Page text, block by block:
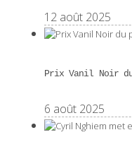
12 août 2025
Prix Vanil Noir
6 août 2025